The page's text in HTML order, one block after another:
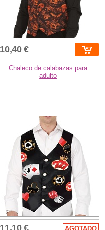
10,40 €
Chaleco de calabazas para
adulto
11,10 €